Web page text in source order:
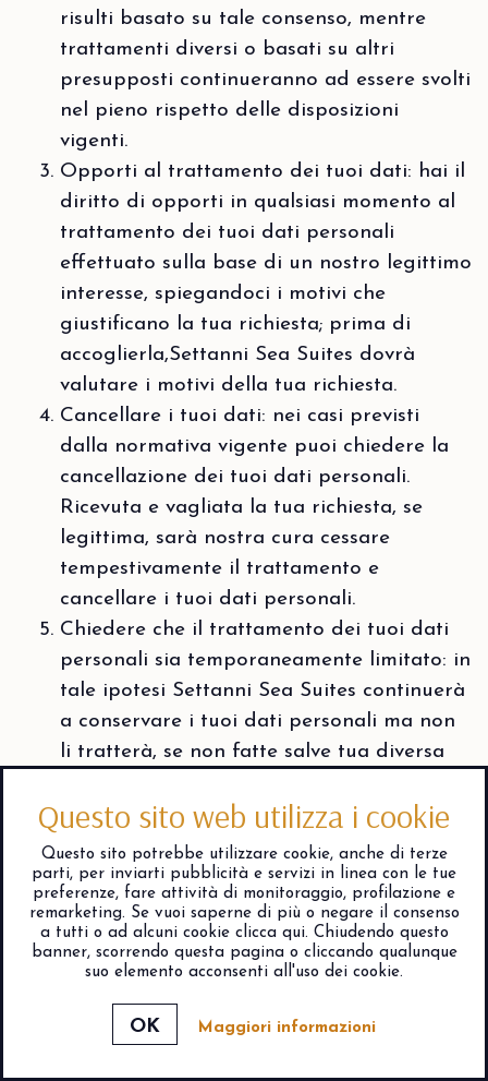
verifica disponibilità
risulti basato su tale consenso, mentre
trattamenti diversi o basati su altri
presupposti continueranno ad essere svolti
nel pieno rispetto delle disposizioni
vigenti.
Opporti al trattamento dei tuoi dati: hai il
diritto di opporti in qualsiasi momento al
trattamento dei tuoi dati personali
effettuato sulla base di un nostro legittimo
interesse, spiegandoci i motivi che
giustificano la tua richiesta; prima di
accoglierla,Settanni Sea Suites dovrà
valutare i motivi della tua richiesta.
Cancellare i tuoi dati: nei casi previsti
dalla normativa vigente puoi chiedere la
cancellazione dei tuoi dati personali.
Ricevuta e vagliata la tua richiesta, se
legittima, sarà nostra cura cessare
tempestivamente il trattamento e
cancellare i tuoi dati personali.
Chiedere che il trattamento dei tuoi dati
personali sia temporaneamente limitato: in
tale ipotesi Settanni Sea Suites continuerà
a conservare i tuoi dati personali ma non
li tratterà, se non fatte salve tua diversa
legge. Puoi ottenere la limitazione del
trattamento quando contesti l’esattezza
dei tuoi dati personali, quando il
trattamento è illecito ma ti opponi alla
cancellazione dei tuoi dati, quando i tuoi
dati non ci servono più ma ne hai bisogno
giudiziaria e quando ti opponi al
Questo sito web utilizza i cookie
Questo sito potrebbe utilizzare cookie, anche di terze
parti, per inviarti pubblicità e servizi in linea con le tue
preferenze, fare attività di monitoraggio, profilazione e
remarketing. Se vuoi saperne di più o negare il consenso
a tutti o ad alcuni cookie clicca qui. Chiudendo questo
banner, scorrendo questa pagina o cliccando qualunque
suo elemento acconsenti all'uso dei cookie.
Maggiori informazioni